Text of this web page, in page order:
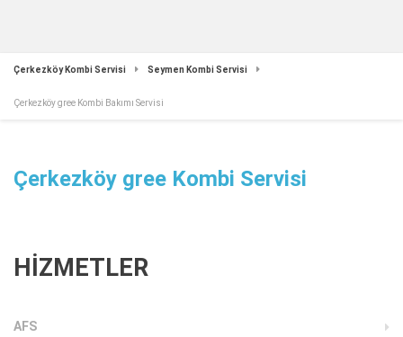
Çerkezköy Kombi Servisi Seymen Kombi Servisi
Çerkezköy gree Kombi Bakımı Servisi
Çerkezköy gree Kombi Servisi
HİZMETLER
AFS